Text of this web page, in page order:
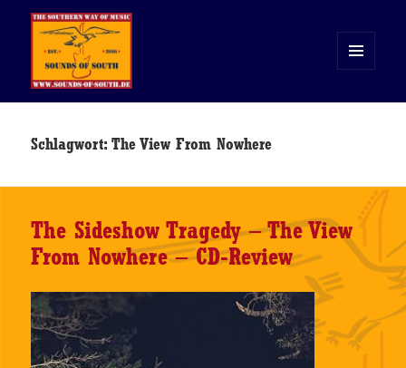
WIDGETS
Schlagwort:The View From Nowhere
The Sideshow Tragedy – The View
From Nowhere – CD-Review